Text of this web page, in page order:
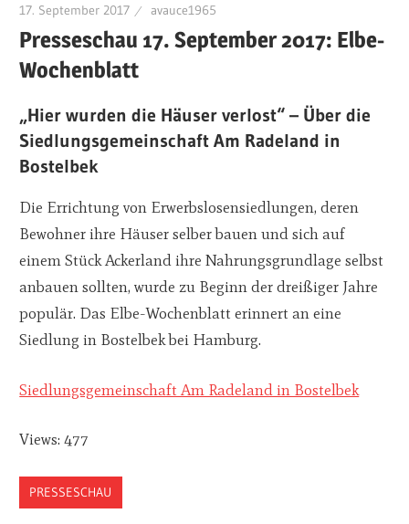
17. September 2017 avauce1965
Presseschau 17. September 2017: Elbe-
Wochenblatt
„Hier wurden die Häuser verlost“ – Über die
Siedlungsgemeinschaft Am Radeland in
Bostelbek
Die Errichtung von Erwerbslosensiedlungen, deren
Bewohner ihre Häuser selber bauen und sich auf
einem Stück Ackerland ihre Nahrungsgrundlage selbst
anbauen sollten, wurde zu Beginn der dreißiger Jahre
populär. Das Elbe-Wochenblatt erinnert an eine
Siedlung in Bostelbek bei Hamburg.
Siedlungsgemeinschaft Am Radeland in Bostelbek
Views: 477
PRESSESCHAU